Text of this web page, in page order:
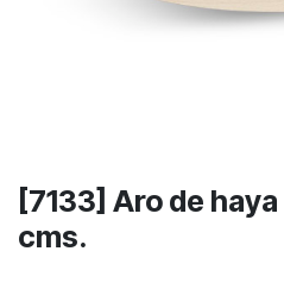
[7133] Aro de
cms.